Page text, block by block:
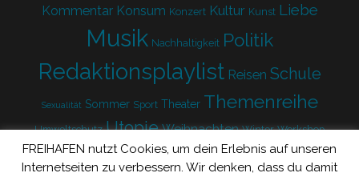
Kommentar Konsum Konzert Kultur Kunst Liebe
Musik Nachhaltigkeit Politik
Redaktionsplaylist Reisen Schule
Sexualität Sommer Sport Theater Themenreihe
Umweltschutz Utopie Weihnachten Winter Workshop
Zukunft
FREIHAFEN nutzt Cookies, um dein Erlebnis auf unseren
Internetseiten zu verbessern. Wir denken, dass du damit